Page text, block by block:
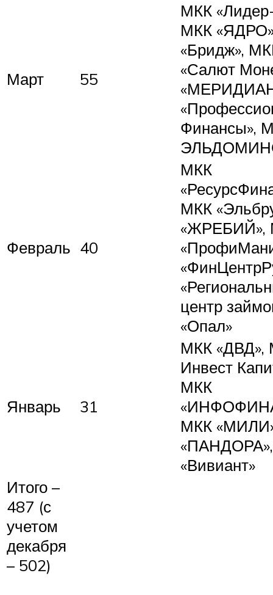
Март 55
МКК
МКК
«Бридж»,
«Салют
Финансы»,
Февраль 40
МКК
МКК
«ЖРЕБИЙ»,
центр
«Опал»
Январь 31
МКК «ДВД»,
Инвест
МКК
МКК
«Вивиант»
Итого –
487 (с
учетом
декабря
– 502)